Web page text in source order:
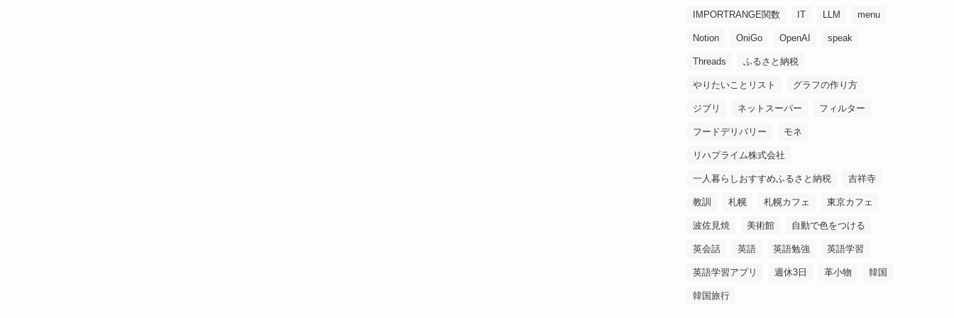
IMPORTRANGE関数 IT LLM menu
Notion OniGo OpenAI speak
Threads ふるさと納税
やりたいことリスト グラフの作り方
ジブリ ネットスーパー フィルター
フードデリバリー モネ
リハプライム株式会社
一人暮らしおすすめふるさと納税 吉祥寺
教訓 札幌 札幌カフェ 東京カフェ
波佐見焼 美術館 自動で色をつける
英会話 英語 英語勉強 英語学習
英語学習アプリ 週休3日 革小物 韓国
韓国旅行